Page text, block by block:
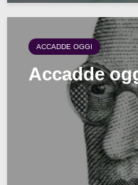
ACCADDE OGGI
Accadde